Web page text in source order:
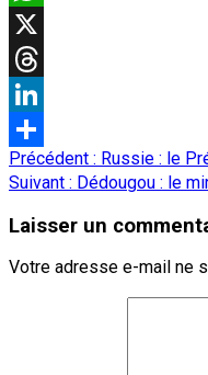
WhatsApp
X
Threads
LinkedIn
Partager
Navigation
d’article
Précédent : Russie : le
Suivant : Dédougou : le
Laisser un
Votre adresse e-mail ne